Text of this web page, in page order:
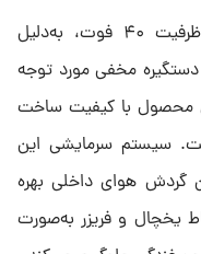
یخچال و فریزر دوقلوی استیلون با ظرفیت ۴۰ فوت، به‌دلیل
دستگیره مخفی مورد توجه
محصول با کیفیت ساخت
سیستم سرمایشی این
هوای داخلی بهره
یخچال و فریزر به‌صورت